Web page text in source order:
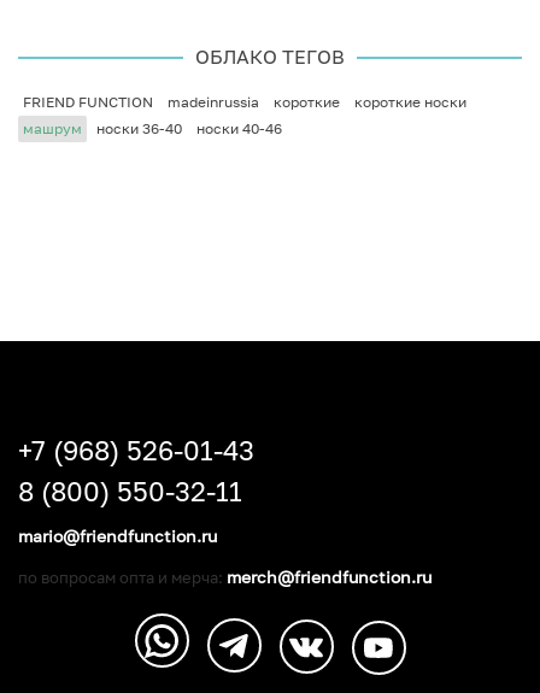
ОБЛАКО ТЕГОВ
FRIEND FUNCTION madeinrussia короткие
короткие носки
машрум
носки 36-40 носки 40-46
+7 (968) 526-01-43
8 (800) 550-32-11
mario@friendfunction.ru
по вопросам опта и мерча: merch@friendfunction.ru